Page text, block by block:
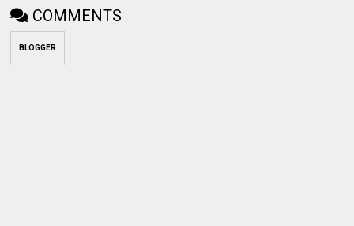
COMMENTS
BLOGGER